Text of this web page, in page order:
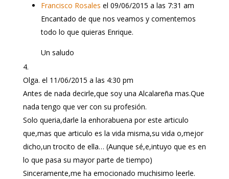
Francisco Rosales el 09/06/2015 a las 7:31 am
Encantado de que nos veamos y comentemos
todo lo que quieras Enrique.
Un saludo
Olga. el 11/06/2015 a las 4:30 pm
Antes de nada decirle,que soy una Alcalareña mas.Que
nada tengo que ver con su profesión.
Solo queria,darle la enhorabuena por este articulo
que,mas que articulo es la vida misma,su vida o,mejor
dicho,un trocito de ella… (Aunque sé,e,intuyo que es en
lo que pasa su mayor parte de tiempo)
Sinceramente,me ha emocionado muchisimo leerle.